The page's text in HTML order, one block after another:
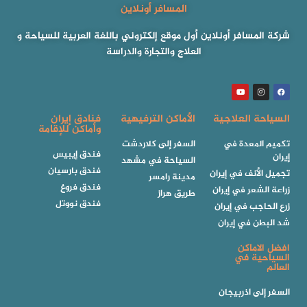
المسافر أونلاين
شركة المسافر أونلاين أول موقع إلكتروني باللغة العربية للسياحة و
العلاج والتجارة والدراسة
السياحة العلاجية
تكميم المعدة في
إيران
تجميل الأنف في إيران
زراعة الشعر في إيران
زرع الحاجب في إيران
شد البطن في إيران
الأماكن الترفيهية
السفر إلى كلاردشت
السياحة في مشهد
مدينة رامسر
طريق هراز
فنادق إيران
وأماكن للإقامة
فندق إيبيس
فندق بارسيان
فندق فروغ
فندق نووتل
افضل الاماكن
السياحية في
العالم
السفر إلى اذربيجان